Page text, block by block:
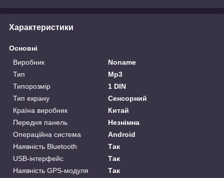
Характеристики
Основні
Виробник
Noname
Тип
Mp3
Типорозмір
1 DIN
Тип екрану
Сенсорний
Країна виробник
Китай
Передня панель
Незнімна
Операційна система
Android
Наявність Bluetooth
Так
USB-інтерфейс
Так
Наявність GPS-модуля
Так